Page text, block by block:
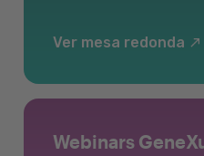
Ver mesa redonda
Webinars